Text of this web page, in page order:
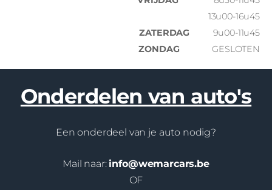
13u00-16u45
ZATERDAG 9u00-11u45
ZONDAG GESLOTEN
Onderdelen van auto's
Een onderdeel van je auto nodig?
Mail naar: info@wemarcars.be
OF